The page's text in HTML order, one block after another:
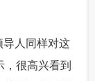
人同样对这
很高兴看到